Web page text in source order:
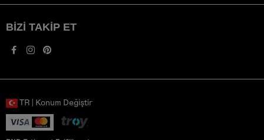
BIZI TAKIP ET
TR | Konum Değiştir